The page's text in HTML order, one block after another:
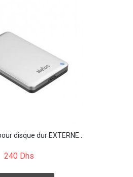
disque dur EXTERNE...
240 Dhs